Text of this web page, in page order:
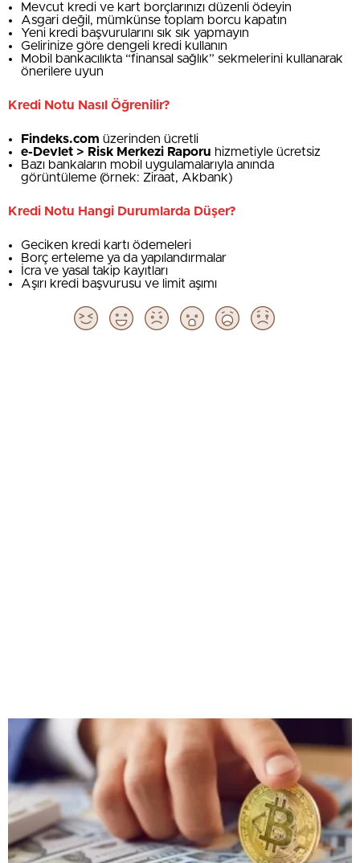
Mevcut kredi ve kart borçlarınızı düzenli ödeyin
Asgari değil, mümkünse toplam borcu kapatın
Yeni kredi başvurularını sık sık yapmayın
Gelirinize göre dengeli kredi kullanın
Mobil bankacılıkta “finansal sağlık” sekmelerini kullanarak
önerilere uyun
Kredi Notu Nasıl Öğrenilir?
Findeks.com üzerinden ücretli
e-Devlet > Risk Merkezi Raporu hizmetiyle ücretsiz
Bazı bankaların mobil uygulamalarıyla anında
görüntüleme (örnek: Ziraat, Akbank)
Kredi Notu Hangi Durumlarda Düşer?
Geciken kredi kartı ödemeleri
Borç erteleme ya da yapılandırmalar
İcra ve yasal takip kayıtları
Aşırı kredi başvurusu ve limit aşımı